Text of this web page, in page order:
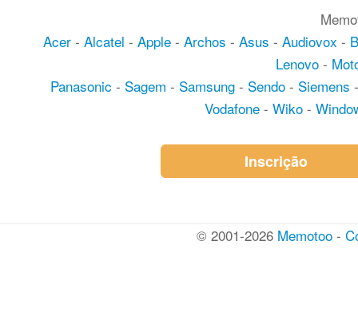
Acer - Alcatel - Apple - Archos - Asus - Audiovox -
Lenovo -
Panasonic - Sagem - Samsung - Sendo - Siemens
Vodafone -Wiko -
Inscrição
© 2001-2026 Memotoo -